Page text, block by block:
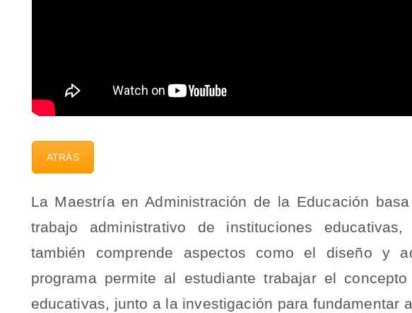
ATRÁS
La Maestría en Administración de la Educación
trabajo administrativo de instituciones
también comprende aspectos como el diseño y
programa permite al estudiante trabajar el
educativas, junto a la investigación para fundamentar